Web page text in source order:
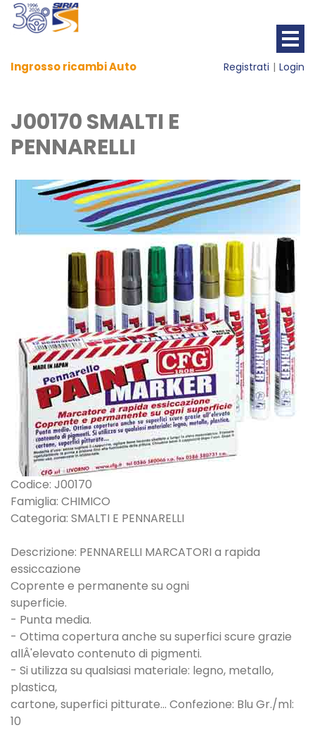
Ingrosso ricambi Auto Registrati Login
J00170 SMALTI E
PENNARELLI
Codice: J00170
Famiglia: CHIMICO
Categoria: SMALTI E PENNARELLI
Descrizione: PENNARELLI MARCATORI a rapida
essiccazione
Coprente e permanente su ogni
superficie.
- Punta media.
- Ottima copertura anche su superfici scure grazie
allÂ'elevato contenuto di pigmenti.
- Si utilizza su qualsiasi materiale: legno, metallo,
plastica,
cartone, superfici pitturate... Confezione: Blu Gr./ml:
10